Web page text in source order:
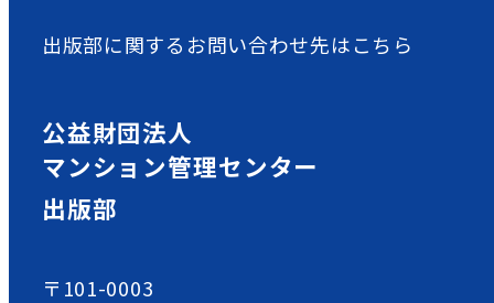
出版部に関するお問い合わせ先はこちら
公益財団法人
マンション管理センター
出版部
〒101-0003